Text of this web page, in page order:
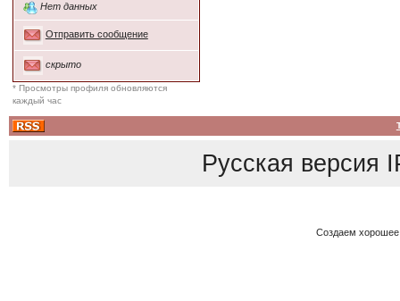
Нет данных
Отправить сообщение
скрыто
* Просмотры профиля обновляются
каждый час
Русская версия
Создаем